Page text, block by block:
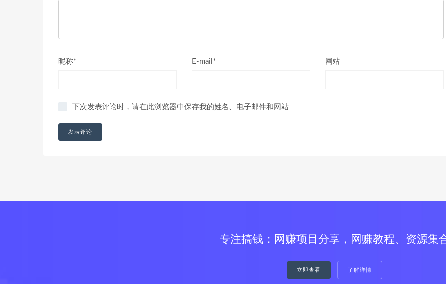
昵称* E-mail* 网站
下次发表评论时，请在此浏览器中保存我的姓名、电子邮件和网站
专注搞钱：网赚项目分享，网赚教程、资源集
立即查看 了解详情